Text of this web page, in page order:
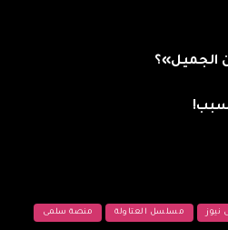
الجميل»؟
نيوز مسلسل العتاولة منصة سلمى